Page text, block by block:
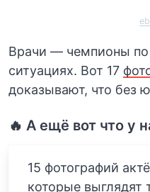
Врачи — чемпионы
ситуациях. Вот 17
доказывают, что без
🔥 А ещё вот что у
15 фотографий
которые выглядят